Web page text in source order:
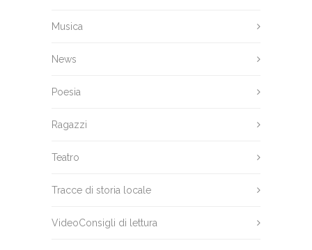
Musica
News
Poesia
Ragazzi
Teatro
Tracce di storia locale
VideoConsigli di lettura